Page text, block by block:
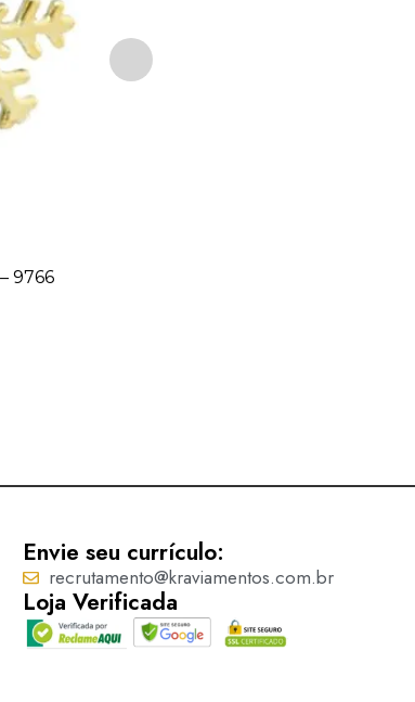
9766
Envie seu currículo:
recrutamento@kraviamentos.com.br
Loja Verificada